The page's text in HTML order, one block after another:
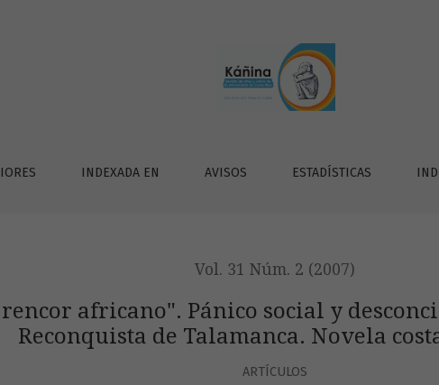
Pánico social y desconciertos del discurso liberal
INDEXADA EN AVISOS ESTADÍSTICAS
Vol. 31 Núm. 2 (2007)
rencor africano". Pánico social y
Reconquista de Talamanca. Novela
ARTÍCULOS